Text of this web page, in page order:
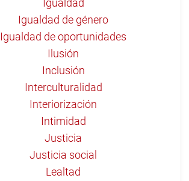
Igualdad de género
Igualdad de oportunidades
Ilusión
Inclusión
Interculturalidad
Interiorización
Intimidad
Justicia
Justicia social
Lealtad